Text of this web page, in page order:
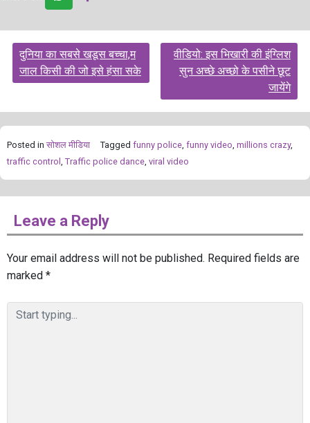
Post
navigation
दुनिया का सबसे खडूस बच्चा,म
जाल किसी की जो इसे हंसा सके
वीडियो: इस भिखारी की इंग्लिश
सुन अच्छे अच्छो के पसीने छूट
जायेंगे
Posted in सोशल मीडिया Tagged funny police funny video millions crazy,
traffic control Traffic police dance viral video
Leave a Reply
Your email address will not be published. Required fields are
marked *